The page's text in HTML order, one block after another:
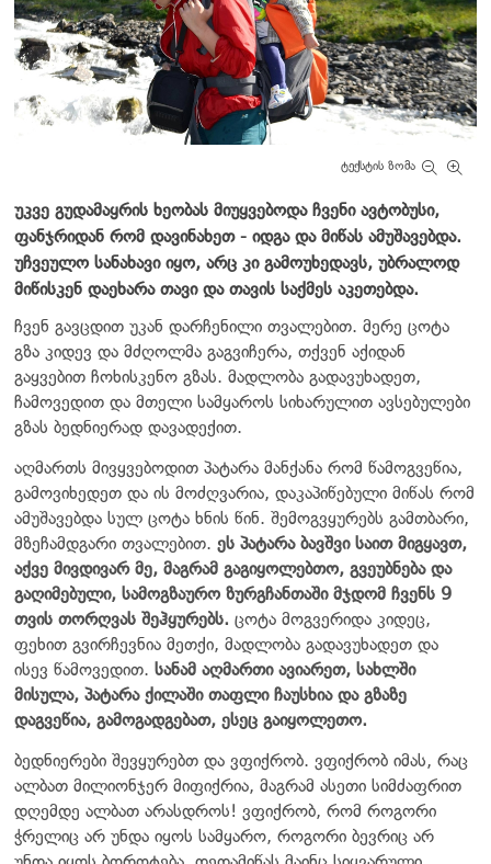
ტექსტის ზომა
უკვე გუდამაყრის ხეობას მიუყვებოდა ჩვენი ავტობუსი,
ფანჯრიდან რომ დავინახეთ - იდგა და მიწას ამუშავებდა.
უჩვეულო სანახავი იყო, არც კი გამოუხედავს, უბრალოდ
მიწისკენ დაეხარა თავი და თავის საქმეს აკეთებდა.
ჩვენ გავცდით უკან დარჩენილი თვალებით. მერე ცოტა
გზა კიდევ და მძღოლმა გაგვიჩერა, თქვენ აქიდან
გაყვებით ჩოხისკენო გზას. მადლობა გადავუხადეთ,
ჩამოვედით და მთელი სამყაროს სიხარულით ავსებულები
გზას ბედნიერად დავადექით.
აღმართს მივყვებოდით პატარა მანქანა რომ წამოგვეწია,
გამოვიხედეთ და ის მოძღვარია, დაკაპიწებული მიწას რომ
ამუშავებდა სულ ცოტა ხნის წინ. შემოგვყურებს გამთბარი,
მზეჩამდგარი თვალებით. ეს პატარა ბავშვი საით მიგყავთ,
აქვე მივდივარ მე, მაგრამ გაგიყოლებთო, გვეუბნება და
გაღიმებული, სამოგზაურო ზურგჩანთაში მჯდომ ჩვენს 9
თვის თორღვას შეჰყურებს. ცოტა მოგვერიდა კიდეც,
ფეხით გვირჩევნია მეთქი, მადლობა გადავუხადეთ და
ისევ წამოვედით. სანამ აღმართი ავიარეთ, სახლში
მისულა, პატარა ქილაში თაფლი ჩაუსხია და გზაზე
დაგვეწია, გამოგადგებათ, ესეც გაიყოლეთო.
ბედნიერები შევყურებთ და ვფიქრობ. ვფიქრობ იმას, რაც
ალბათ მილიონჯერ მიფიქრია, მაგრამ ასეთი სიმძაფრით
დღემდე ალბათ არასდროს! ვფიქრობ, რომ როგორი
ჭრელიც არ უნდა იყოს სამყარო, როგორი ბევრიც არ